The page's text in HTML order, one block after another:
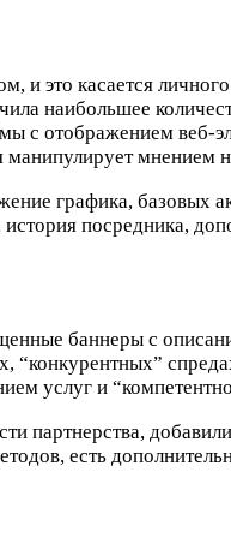
это касается
наибольшее
с отображением
манипулирует мнением
графика, базовых
посредника,
баннеры с
услуг и
партнерства,
есть